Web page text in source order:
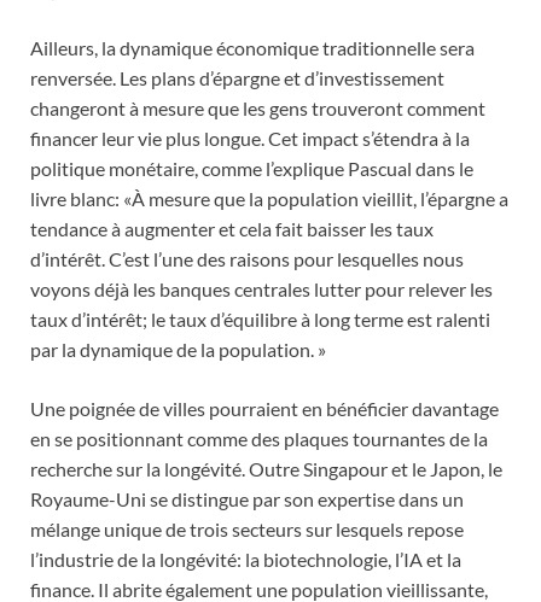
Ailleurs, la dynamique économique traditionnelle sera
renversée. Les plans d’épargne et d’investissement
changeront à mesure que les gens trouveront comment
financer leur vie plus longue. Cet impact s’étendra à la
politique monétaire, comme l’explique Pascual dans le
livre blanc: «À mesure que la population vieillit, l’épargne a
tendance à augmenter et cela fait baisser les taux
d’intérêt. C’est l’une des raisons pour lesquelles nous
voyons déjà les banques centrales lutter pour relever les
taux d’intérêt; le taux d’équilibre à long terme est ralenti
par la dynamique de la population. »
Une poignée de villes pourraient en bénéficier davantage
en se positionnant comme des plaques tournantes de la
recherche sur la longévité. Outre Singapour et le Japon, le
Royaume-Uni se distingue par son expertise dans un
mélange unique de trois secteurs sur lesquels repose
l’industrie de la longévité: la biotechnologie, l’IA et la
finance. Il abrite également une population vieillissante,